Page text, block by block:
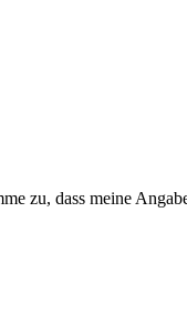
zu, dass meine